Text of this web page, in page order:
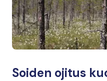
Soiden ojitus